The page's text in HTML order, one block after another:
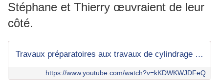
Stéphane et Thierry œuvraient de leur
côté.
Travaux préparatoires aux travaux de cylindrage du terrain. - samedi 29 mars 2025.
https://www.youtube.com/watch?v=kKDWKWJDFeQ